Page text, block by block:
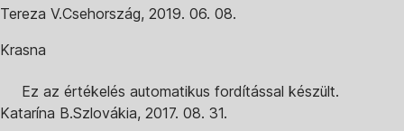
Tereza V.Csehország, 2019. 06. 08.
Krasna
Ez az értékelés automatikus fordítással készült.
Katarína B.Szlovákia, 2017. 08. 31.